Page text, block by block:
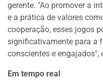
gerente. "Ao promover a
e a prática de valores
cooperação, esses jogos
significativamente para a
conscientes e engajados",
Em tempo real